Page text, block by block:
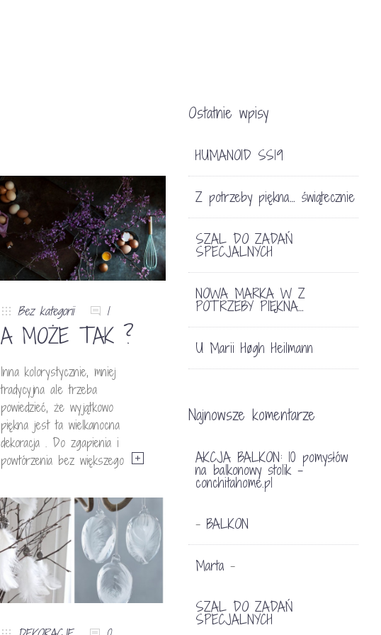
Bez kategorii 1
A MOŻE TAK ?
Inna kolorystycznie, mniej
tradycyjna ale trzeba
powiedzieć, że wyjątkowo
piękna jest ta wielkanocna
dekoracja . Do zgapienia i
powtórzenia bez większego
Ostatnie wpisy
HUMANOID SS19
Z potrzeby piękna… świątecznie
SZAL DO ZADAŃ
SPECJALNYCH
NOWA MARKA W Z
POTRZEBY PIĘKNA…
U Marii Høgh Heilmann
Najnowsze komentarze
AKCJA BALKON: 10 pomysłów
na balkonowy stolik -
conchitahome.pl
- BALKON
Marta -
SZAL DO ZADAŃ
SPECJALNYCH